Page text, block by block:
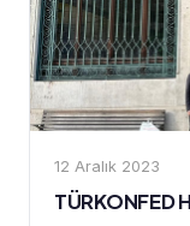
12 Aralık 2023